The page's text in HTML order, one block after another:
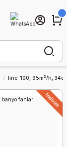
line-100, 95m³/h,
İndirim